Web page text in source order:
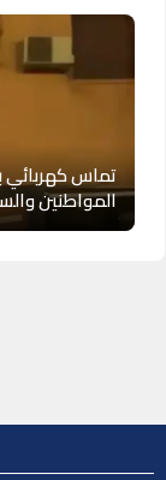
تماس كهربائي
المواطنين